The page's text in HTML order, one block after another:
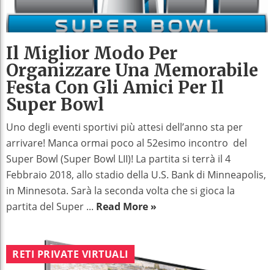
Il Miglior Modo Per
Organizzare Una Memorabile
Festa Con Gli Amici Per Il
Super Bowl
Uno degli eventi sportivi più attesi dell’anno sta per
arrivare! Manca ormai poco al 52esimo incontro del
Super Bowl (Super Bowl LII)! La partita si terrà il 4
Febbraio 2018, allo stadio della U.S. Bank di Minneapolis,
in Minnesota. Sarà la seconda volta che si gioca la
partita del Super ... Read More »
RETI PRIVATE VIRTUALI